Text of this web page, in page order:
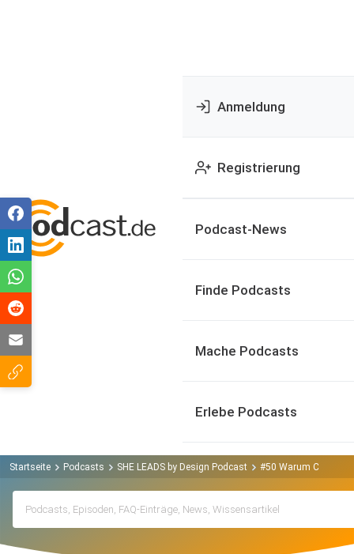
Anmeldung
Registrierung
Podcast-News
Finde Podcasts
Mache Podcasts
Erlebe Podcasts
Startseite Podcasts SHE LEADS by Design Podcast #50 Warum